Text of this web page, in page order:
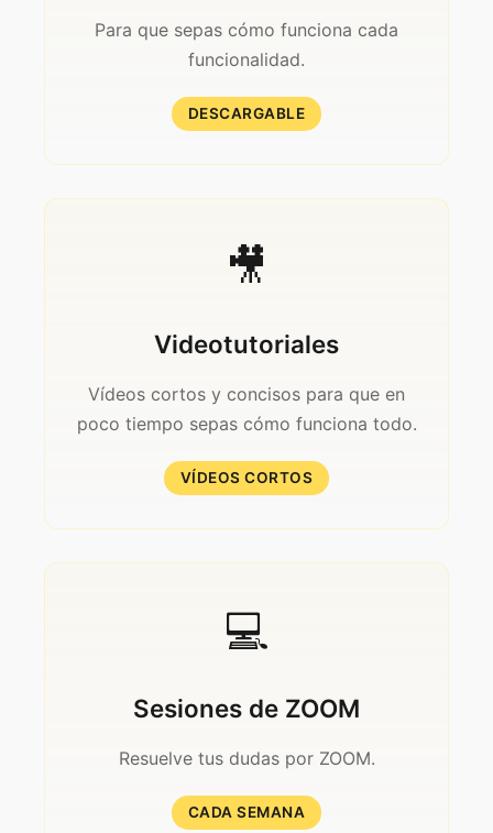
Para que sepas cómo funciona cada
funcionalidad.
DESCARGABLE
🎥
Videotutoriales
Vídeos cortos y concisos para que en
poco tiempo sepas cómo funciona todo.
VÍDEOS CORTOS
💻
Sesiones de ZOOM
Resuelve tus dudas por ZOOM.
CADA SEMANA